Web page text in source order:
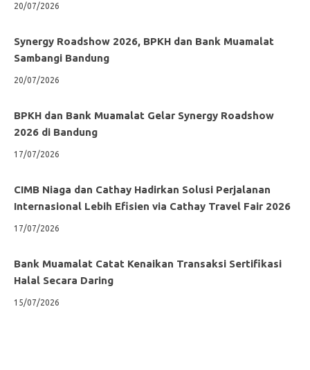
20/07/2026
Synergy Roadshow 2026, BPKH dan Bank Muamalat
Sambangi Bandung
20/07/2026
BPKH dan Bank Muamalat Gelar Synergy Roadshow
2026 di Bandung
17/07/2026
CIMB Niaga dan Cathay Hadirkan Solusi Perjalanan
Internasional Lebih Efisien via Cathay Travel Fair 2026
17/07/2026
Bank Muamalat Catat Kenaikan Transaksi Sertifikasi
Halal Secara Daring
15/07/2026